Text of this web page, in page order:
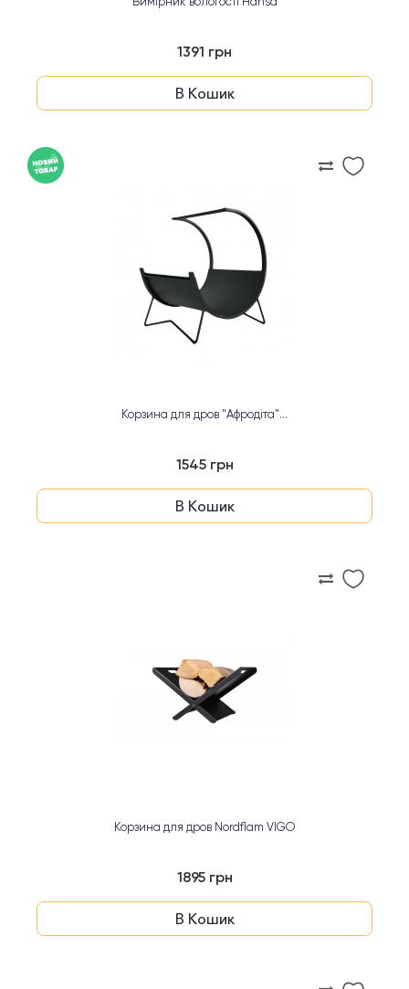
1391 грн
В Кошик
Корзина для дров "Афродіта"...
1545 грн
В Кошик
Корзина для дров Nordflam VIGO
1895 грн
В Кошик